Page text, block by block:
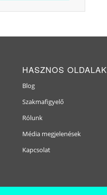
HASZNOS OLDALAK
Blog
Szakmafigyelő
Rólunk
Média megjelenések
Kapcsolat